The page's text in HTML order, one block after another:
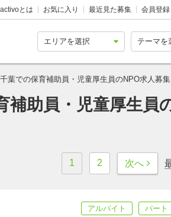
activoとは お気に入り 最近見た募集 会員登録
千葉での保育補助員・児童厚生員のNPO求人募集
補助員・児童厚生員
1 2 次へ
アルバイト パート